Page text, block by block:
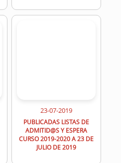
23-07-2019
PUBLICADAS LISTAS DE
ADMITID@S Y ESPERA
CURSO 2019-2020 A 23 DE
JULIO DE 2019